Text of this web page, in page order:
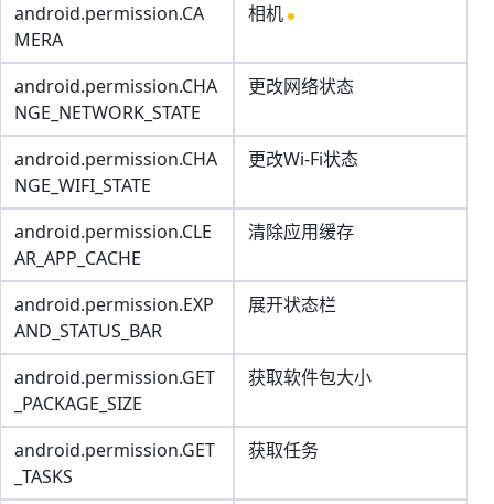
android.permission.CA
MERA
相机
android.permission.CHA
NGE_NETWORK_STATE
更改网络状态
android.permission.CHA
NGE_WIFI_STATE
更改Wi-Fi状态
android.permission.CLE
AR_APP_CACHE
清除应用缓存
android.permission.EXP
AND_STATUS_BAR
展开状态栏
android.permission.GET
_PACKAGE_SIZE
获取软件包大小
android.permission.GET
_TASKS
获取任务